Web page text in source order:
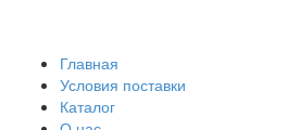
Главная
Условия поставки
Каталог